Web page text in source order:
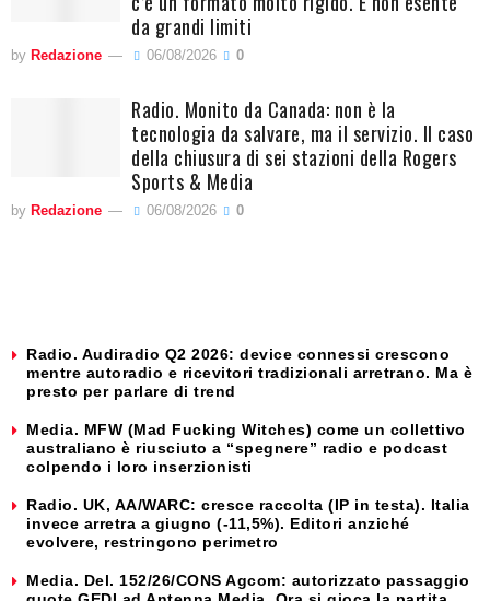
da grandi limiti
by Redazione 06/08/2026 0
Radio. Monito da Canada: non è la
tecnologia da salvare, ma il servizio. Il caso
della chiusura di sei stazioni della Rogers
Sports & Media
by Redazione 06/08/2026 0
Radio. Audiradio Q2 2026: device connessi crescono
mentre autoradio e ricevitori tradizionali arretrano. Ma è
presto per parlare di trend
Media. MFW (Mad Fucking Witches) come un collettivo
australiano è riusciuto a “spegnere” radio e podcast
colpendo i loro inserzionisti
Radio. UK, AA/WARC: cresce raccolta (IP in testa). Italia
invece arretra a giugno (-11,5%). Editori anziché
evolvere, restringono perimetro
Media. Del. 152/26/CONS Agcom: autorizzato passaggio